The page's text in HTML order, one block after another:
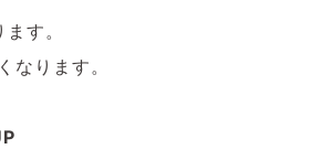
す。
なります。